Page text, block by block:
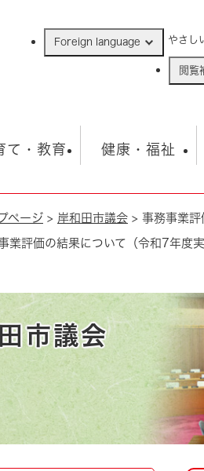
Foreign language やさし
閲覧
住民票・戸籍
救急・消防
上水道・下水道
住宅
おくやみ
地域コミュニティ・ボラ
て・教育
学校 子育
健康・福祉
福祉・健康・
観光
ページ > 岸和田市議会 > 事務事業評
業評価の結果について（令和7年度実
市議会